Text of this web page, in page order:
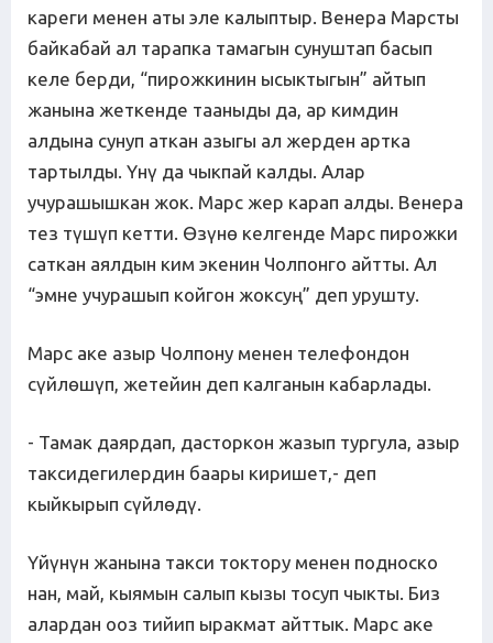
кареги менен аты эле калыптыр. Венера Марсты
байкабай ал тарапка тамагын сунуштап басып
келе берди, “пирожкинин ысыктыгын” айтып
жанына жеткенде тааныды да, ар кимдин
алдына сунуп аткан азыгы ал жерден артка
тартылды. Үнү да чыкпай калды. Алар
учурашышкан жок. Марс жер карап алды. Венера
тез түшүп кетти. Өзүнө келгенде Марс пирожки
саткан аялдын ким экенин Чолпонго айтты. Ал
“эмне учурашып койгон жоксуң” деп урушту.
Марс аке азыр Чолпону менен телефондон
сүйлөшүп, жетейин деп калганын кабарлады.
- Тамак даярдап, дасторкон жазып тургула, азыр
таксидегилердин баары киришет,- деп
кыйкырып сүйлөдү.
Үйүнүн жанына такси токтору менен подноско
нан, май, кыямын салып кызы тосуп чыкты. Биз
алардан ооз тийип ыракмат айттык. Марс аке